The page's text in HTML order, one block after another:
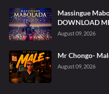
Massingue
DOWNLOAD
August 09, 2026
Mr Chongo-
August 09, 2026